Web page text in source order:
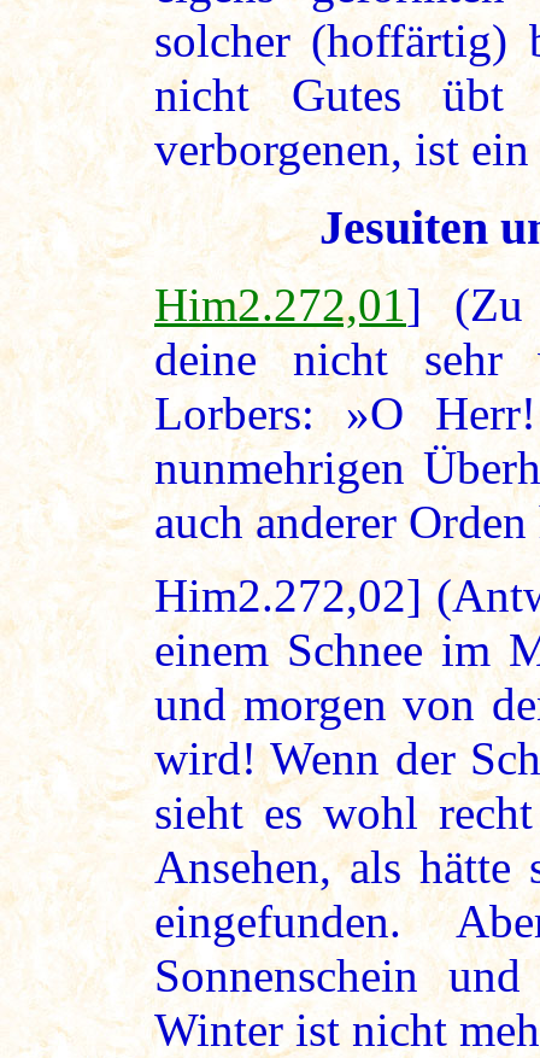
solcher (hoffärtig)
nicht Gutes übt
verborgenen, ist
Jesuiten
Him2.272,01] (Zu
deine nicht sehr
Lorbers: »O
nunmehrigen
auch anderer
Him2.272,02]
einem Schnee im
und morgen von
wird! Wenn der
sieht es wohl
Ansehen, als
eingefunden.
Sonnenschein
Winter ist nicht